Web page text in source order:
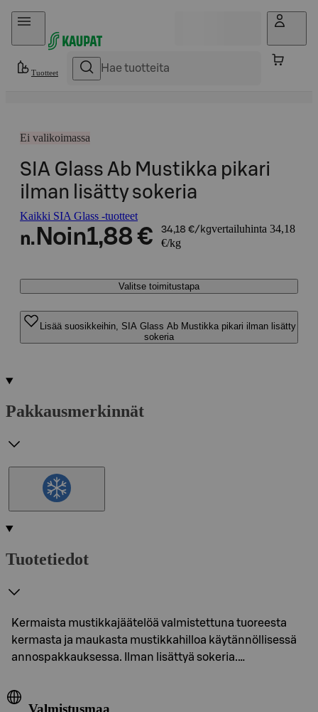
Hyppää sisältöön
Tuotteet
Ei valikoimassa
SIA Glass Ab Mustikka pikari
ilman lisätty sokeria
Kaikki SIA Glass -tuotteet
n. Noin1,88 € 34,18 €/kgvertailuhinta 34,18
€/kg
Valitse toimitustapa
Lisää suosikkeihin, SIA Glass Ab Mustikka pikari ilman lisätty
sokeria
Pakkausmerkinnät
Tuotetiedot
Kermaista mustikkajäätelöä valmistettuna tuoreesta
kermasta ja maukasta mustikkahilloa käytännöllisessä
annospakkauksessa. Ilman lisättyä sokeria.…